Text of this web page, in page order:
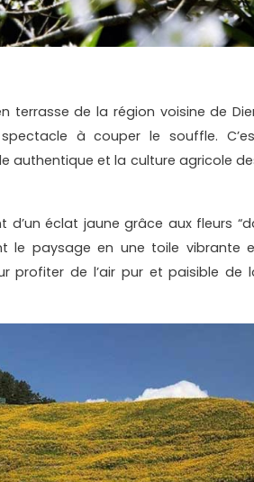
terrasse de la région voisine de
à couper le souffle.
authentique et la culture agricole
éclat jaune grâce aux fleurs
le paysage en une toile vibrante
profiter de l’air pur et paisible de